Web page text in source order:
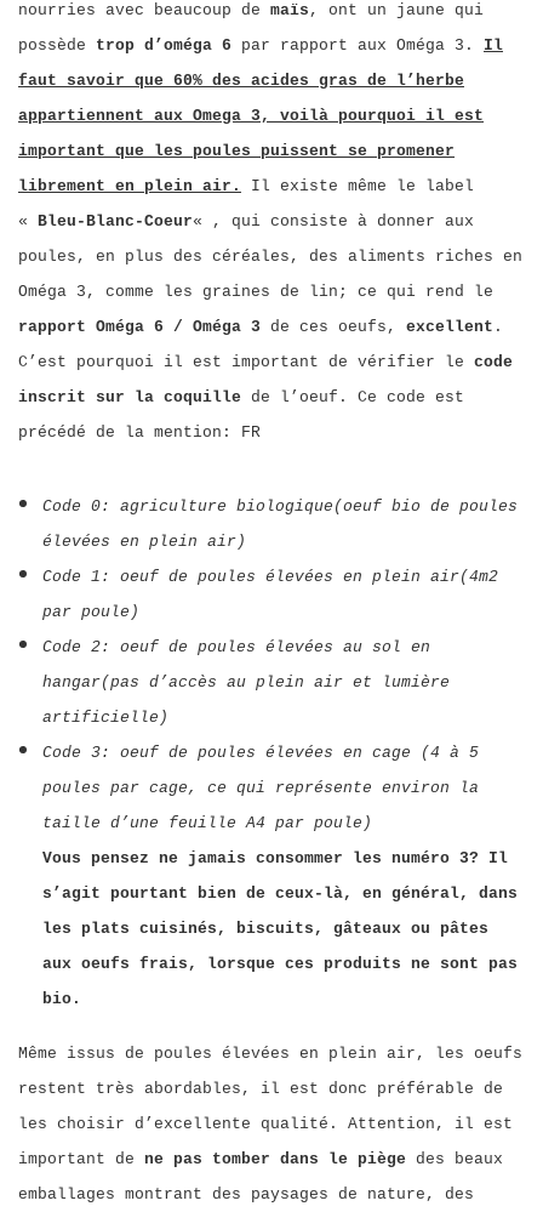
nourries avec beaucoup de maïs , ont un jaune qui
possède trop d’oméga 6 par rapport aux Oméga 3. Il
faut savoir que 60% des acides gras de l’herbe
appartiennent aux Omega 3, voilà pourquoi il est
important que les poules puissent se promener
librement en plein air.
Il existe même le label
« Bleu-Blanc-Coeur« , qui consiste à donner aux
poules, en plus des céréales, des aliments riches en
Oméga 3, comme les graines de lin; ce qui rend le
rapport Oméga 6 / Oméga 3 de ces oeufs, excellent .
C’est pourquoi il est important de vérifier le code
inscrit sur la coquille de l’oeuf. Ce code est
précédé de la mention: FR
Code 0: agriculture biologique(oeuf bio de poules
élevées en plein air)
Code 1: oeuf de poules élevées en plein air(4m2
par poule)
Code 2: oeuf de poules élevées au sol en
hangar(pas d’accès au plein air et lumière
artificielle)
Code 3: oeuf de poules élevées en cage (4 à 5
poules par cage, ce qui représente environ la
taille d’une feuille A4 par poule)
Vous pensez ne jamais consommer les numéro 3? Il
s’agit pourtant bien de ceux-là, en général, dans
les plats cuisinés, biscuits, gâteaux ou pâtes
aux oeufs frais, lorsque ces produits ne sont pas
bio.
Même issus de poules élevées en plein air, les oeufs
restent très abordables, il est donc préférable de
les choisir d’excellente qualité. Attention, il est
important de ne pas tomber dans le piège des beaux
emballages montrant des paysages de nature, des